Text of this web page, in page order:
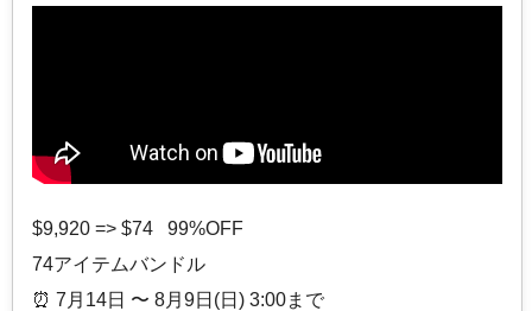
$9,920 => $74 99%OFF
74アイテムバンドル
⏰️ 7月14日 〜 8月9日(日) 3:00まで